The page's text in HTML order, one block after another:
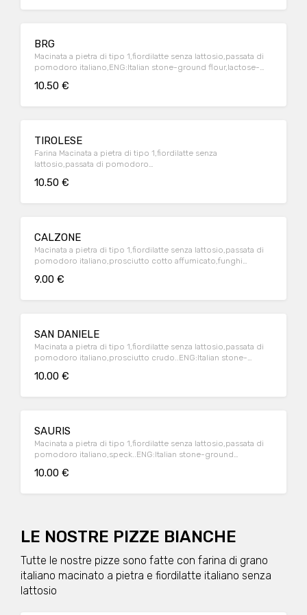
BRG
Macinata a pietra di tipo 1,fiordilatte senza lattosio,passata di
pomodoro italiano,ENG:Italian stone-ground flour,lactose-
souce,bresaola,rucola,grana. bresaola,arugula,parmesan
10.50 €
TIROLESE
Farina Macinata a pietra di tipo 1,fiordilatte senza
lattosio,passata di pomodoro
flour,lactose-free italian milk mozzarella,italian tomatoes
10.50 €
CALZONE
Macinata a pietra di tipo 1,fiordilatte senza lattosio,passata di
pomodoro italiano,prosciutto cotto affumicato,funghi
flour,lactose-free italian milk mozzarella,italian tomatoes
9.00 €
SAN DANIELE
Macinata a pietra di tipo 1,fiordilatte senza lattosio,passata di
pomodoro italiano,prosciutto crudo..ENG:Italian stone-
tomatoes source,raw ham
10.00 €
SAURIS
Macinata a pietra di tipo 1,fiordilatte senza lattosio,passata di
pomodoro italiano,speck..ENG:Italian stone-ground
source,speck
10.00 €
LE NOSTRE PIZZE BIANCHE
Tutte le nostre pizze sono fatte con farina di grano
italiano macinato a pietra e fiordilatte italiano senza
lattosio